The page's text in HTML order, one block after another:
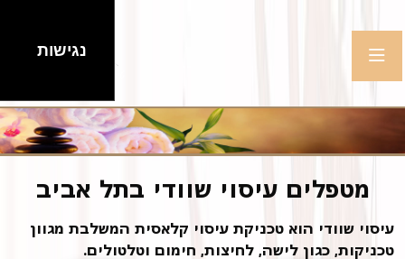
מטפלים עיסוי שוודי בתל אביב
עיסוי שוודי הוא טכניקת עיסוי קלאסית המשלבת מגוון
טכניקות, כגון לישה, לחיצות, חימום וטלטולים.
נגישות